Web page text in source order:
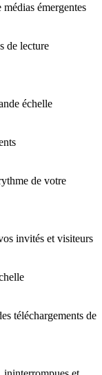
émergentes
de lecture
échelle
de votre
invités et visiteurs
téléchargements de